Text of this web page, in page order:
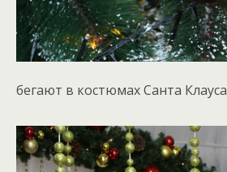
бегают в костюмах Санта Клауса